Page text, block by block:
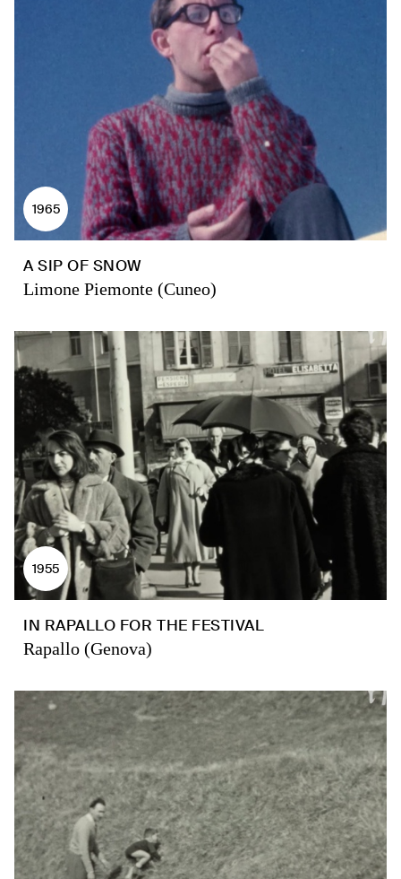
1965
A SIP OF SNOW
Limone Piemonte (Cuneo)
1955
IN RAPALLO FOR THE FESTIVAL
Rapallo (Genova)